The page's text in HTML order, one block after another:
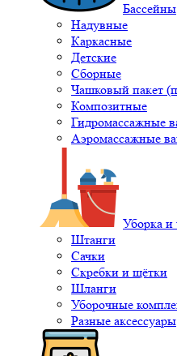
Бассейны
Надувные
Каркасные
Детские
Сборные
Чашковый пакет
Композитные
Гидромассажные
Аэромассажные
Уборка и
Штанги
Сачки
Скребки и щётки
Шланги
Уборочные
Разные аксессуары